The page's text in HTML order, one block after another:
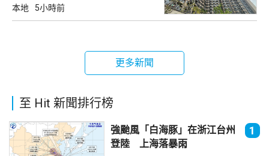
本地 5小時前
更多新聞
至 Hit 新聞排行榜
強颱風「白海豚」在浙江台州
登陸 上海落暴雨
1